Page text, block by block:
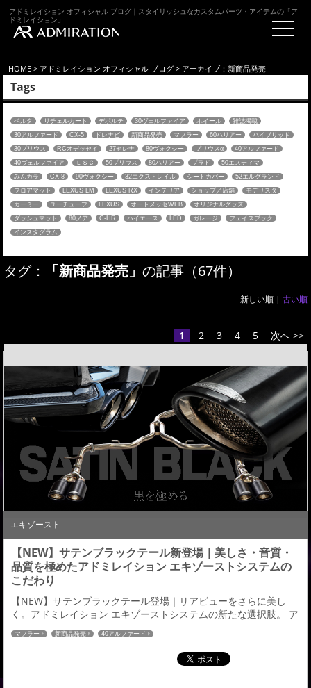
アドミレイション オフィシャル ブログ｜スタイリッシュなカスタムパーツ・アイテムの「ア
ドミレイション」
HOME > アドミレイション オフィシャル ブログ > アーカイブ：新商品発売
Tags
ベルタ リチェルカート デポルテ 30ヴェルファイア ホイール
雑誌掲載
30アルファード
CX-5 ドレナビ 新商品発売 マフラー 60ハリアー
ハイブリッド
30プリウス
RCオデッセイ 27セレナ 80ヴォクシー プリウスα
40アルファード
40ヴェルファイア
ＬＳＣ 50プリウス 80ハリアー プラド
50エスティマ
みんカラ
CX-8 90ヴォクシー 32エクストレイル シートカバー
52エルグランド
フロアマット
LEXUS LM LEXUS RX インテリア ショップ／店舗
モデリスタ
カーミー
ユーチューブ LEXUS オートメッセWEB
オリジナルグッズ
ダッシュマット
80ノア C-HR ハイエース LED ガレージ
フェイスブック
インスタグラム
タグ： 「新商品発売」 の記事（67件）
新しい順 | 古い順
1 2 3 4 5 次へ >>
エキゾースト
【NEW】サテンブラックテール新登場｜美しさ・音質・
品質を極めたアドミレイション エキゾーストシステムの
こだわり
【NEW】サテンブラックテール登場｜リアビューをさらに美し
く。アドミレイション エキゾーストシステムの新たな選択肢。 ア
ドミレイションでは、これまで多くのお客様にご好評いただいて
きた「チタンHYBRIDテール」、「Vテール（ステンレス）」に加
え、新たに「サテンブラックテール」をラインアップしました。
ブラックアウトスタイルが人気を集める現在、エンブレムやホイ
マフラー 新商品発売 40アルファード